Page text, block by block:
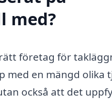
med?
företag för
med en mängd olika
också att det